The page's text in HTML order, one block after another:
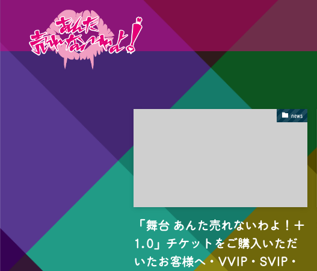
news
「舞台 あんた売れないわよ！＋
1.0」チケットをご購入いただ
いたお客様へ・VVIP・SVIP・